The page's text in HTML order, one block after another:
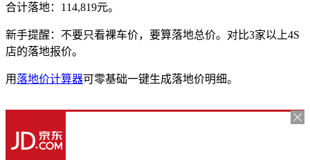
合计落地：114,819元。
新手提醒：不要只看裸车价，要算落地总价。对比3家以上4S
店的落地报价。
用 落地价计算器可零基础一键生成落地价明细。